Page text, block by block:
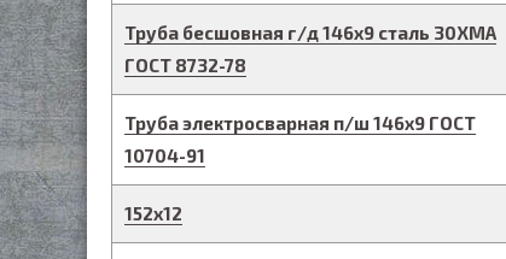
Труба бесшовная г/д146х9 сталь 30ХМА
ГОСТ 8732-78
Труба электросварная п/ш 146х9 ГОСТ
10704-91
152х12